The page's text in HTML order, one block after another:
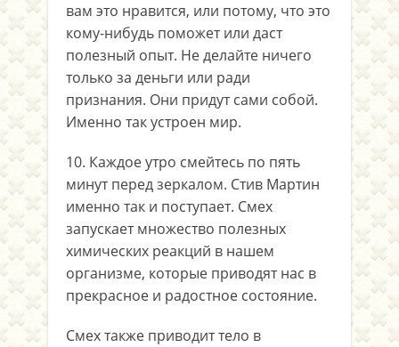
вам это нравится, или потому, что это
кому-нибудь поможет или даст
полезный опыт. Не делайте ничего
только за деньги или ради
признания. Они придут сами собой.
Именно так устроен мир.
10. Каждое утро смейтесь по пять
минут перед зеркалом. Стив Мартин
именно так и поступает. Смех
запускает множество полезных
химических реакций в нашем
организме, которые приводят нас в
прекрасное и радостное состояние.
Смех также приводит тело в